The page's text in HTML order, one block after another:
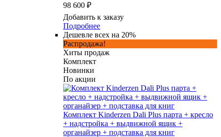
98 600 ₽
Добавить к заказу
Подробнее
Дешевле всех на 20%
Распродажа!
Хиты продаж
Комплект
Новинки
По акции
Комплект Kinderzen Dali Plus парта + кресло
+ надстройка + выдвижной ящик +
органайзер + подставка для книг